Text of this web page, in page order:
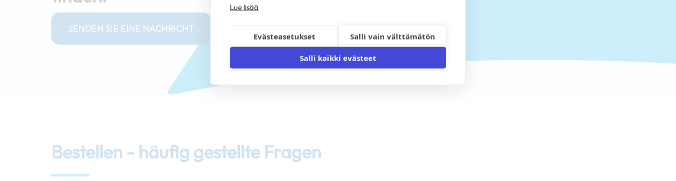
SENDEN SIE EINE NACHRICHT
Bestellen - häufig gestellte Fragen
Lue lisää
Evästeasetukset Salli vain välttämätön
Salli kaikki evästeet